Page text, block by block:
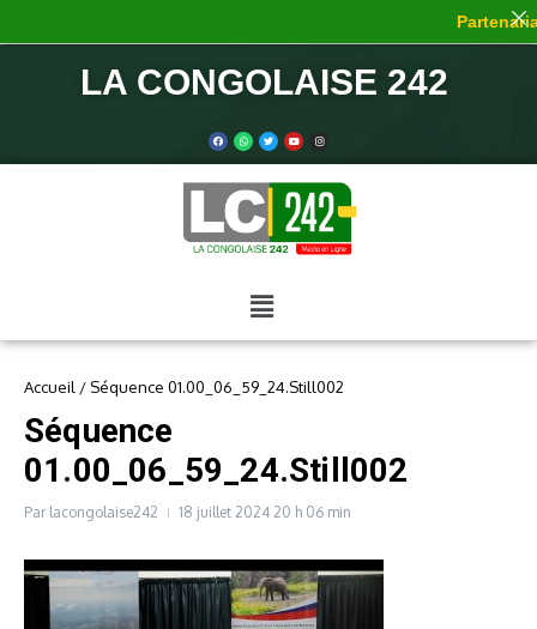
LA CONGOLAISE 242
Accueil / Séquence 01.00_06_59_24.Still002
Séquence
01.00_06_59_24.Still002
Par lacongolaise242 18 juillet 2024 20 h 06 min